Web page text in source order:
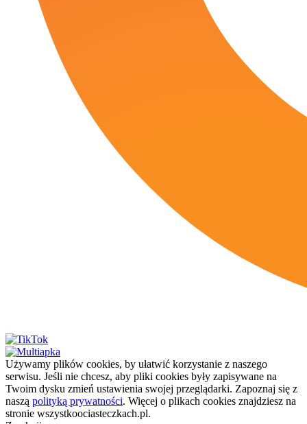
Używamy plików cookies, by ułatwić korzystanie z naszego
serwisu. Jeśli nie chcesz, aby pliki cookies były zapisywane na
Twoim dysku zmień ustawienia swojej przeglądarki. Zapoznaj się z
naszą polityką prywatności. Więcej o plikach cookies znajdziesz na
stronie wszystkoociasteczkach.pl.